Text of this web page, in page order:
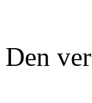
Den